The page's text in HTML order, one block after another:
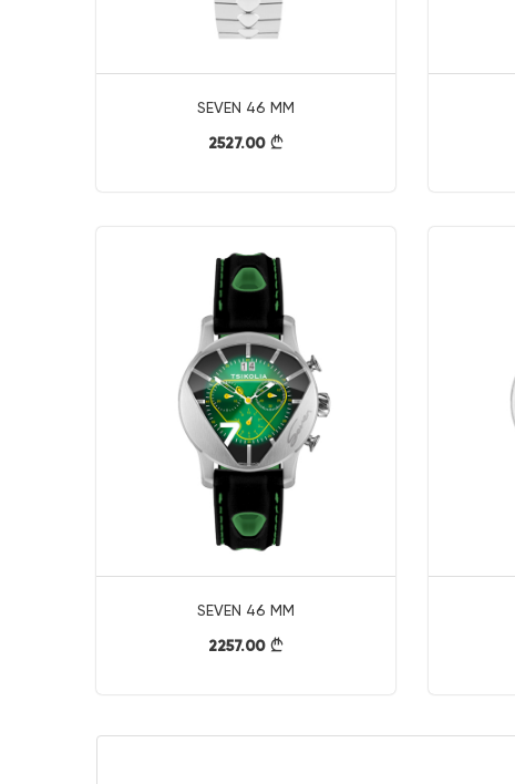
SEVEN 46 MM
2527.00 }
SEVEN 46 MM
2257.00 }